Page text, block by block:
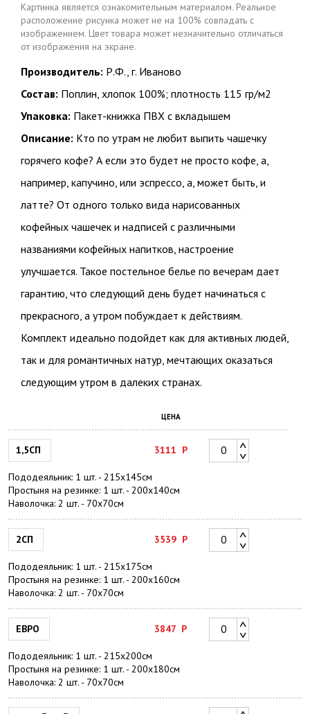
Картинка является ознакомительным материалом. Реальное
расположение рисунка может не на 100% совпадать с
изображением. Цвет товара может незначительно отличаться
от изображения на экране.
Производитель: Р.Ф., г. Иваново
Состав: Поплин, хлопок 100%; плотность 115 гр/м2
Упаковка: Пакет-книжка ПВХ с вкладышем
Описание: Кто по утрам не любит выпить чашечку
горячего кофе? А если это будет не просто кофе, а,
например, капучино, или эспрессо, а, может быть, и
латте? От одного только вида нарисованных
кофейных чашечек и надписей с различными
названиями кофейных напитков, настроение
улучшается. Такое постельное белье по вечерам дает
гарантию, что следующий день будет начинаться с
прекрасного, а утром побуждает к действиям.
Комплект идеально подойдет как для активных людей,
так и для романтичных натур, мечтающих оказаться
следующим утром в далеких странах.
ЦЕНА
1,5СП 3111 Р
Пододеяльник: 1 шт. - 215х145см
Простыня на резинке: 1 шт. - 200х140см
Наволочка: 2 шт. - 70х70см
2СП 3539Р
Пододеяльник: 1 шт. - 215х175см
Простыня на резинке: 1 шт. - 200х160см
Наволочка: 2 шт. - 70х70см
ЕВРО 3847 Р
Пододеяльник: 1 шт. - 215х200см
Простыня на резинке: 1 шт. - 200х180см
Наволочка: 2 шт. - 70х70см